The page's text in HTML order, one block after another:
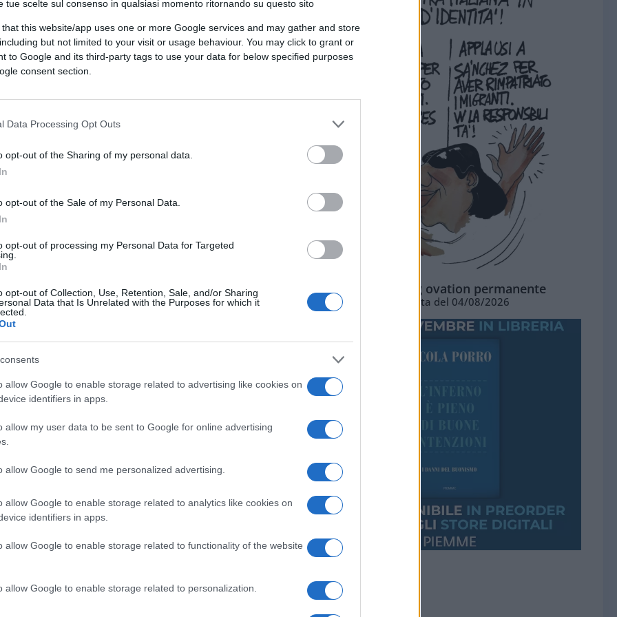
tue scelte sul consenso in qualsiasi momento ritornando su questo sito
that this website/app uses one or more Google services and may gather and store
but not limited to your visit or usage behaviour. You may click to grant or
to Google and its third-party tags to use your data for below specified purposes
consent section.
Data Processing Opt Outs
opt-out of the Sharing of my personal data.
opt-out of the Sale of my Personal Data.
opt-out of processing my Personal Data for Targeted
opt-out of Collection, Use, Retention, Sale, and/or Sharing
Data that Is Unrelated with the Purposes for which it
allow Google to enable storage related to advertising like cookies on
identifiers in apps.
allow my user data to be sent to Google for online advertising
allow Google to send me personalized advertising.
allow Google to enable storage related to analytics like cookies on
identifiers in apps.
allow Google to enable storage related to functionality of the website
allow Google to enable storage related to personalization.
dello scorso anno. Nel solo terzo
di euro, battendo le previsioni degli
catastrofali
gli obiettivi del piano al 2027
. Al piano ha contribuito anche
direttore generale.
a 73,1 miliardi di euro(+3,7%), spinti
crescita anche nel terzo trimestre.
(+10,1%), trainato dalleassicurazioni
milioni (+0,7%), anche per il minor
opportunità”
ha dichiarato che per le operazioni di
cantiere”, ma ha aggiunto:“se
assicurandoci di poter creare
acquisizioni.
strategici”
La standing ovation permanente
Vignetta del 04/08/2026